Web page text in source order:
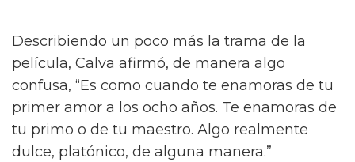
Describiendo un poco más la trama de la
película, Calva afirmó, de manera algo
confusa, “Es como cuando te enamoras de tu
primer amor a los ocho años. Te enamoras de
tu primo o de tu maestro. Algo realmente
dulce, platónico, de alguna manera.”